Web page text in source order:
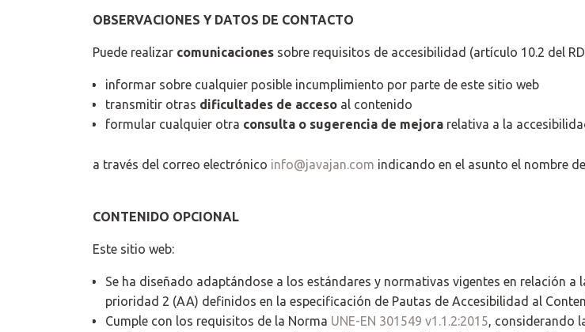
OBSERVACIONES Y DATOS DE CONTACTO
Puede realizar comunicaciones sobre requisitos de accesibilidad (artículo 10.2 del
informar sobre cualquier posible incumplimiento por parte de este sitio web
transmitir otras dificultades de acceso al contenido
formular cualquier otra consulta o sugerencia de mejora relativa a la
a través del correo electrónico info@javajan.com indicando en el asunto el nombre
CONTENIDO OPCIONAL
Este sitio web:
Se ha diseñado adaptándose a los estándares y normativas vigentes en relación
prioridad 2 (AA) definidos en la especificación de Pautas de Accesibilidad al
Cumple con los requisitos de la Norma UNE-EN 301549 v1.1.2:2015, considerando